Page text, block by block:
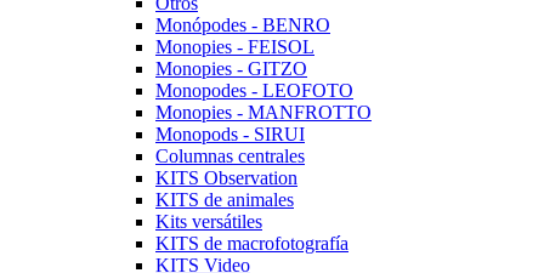
Monópodes - BENRO
Monopies - FEISOL
Monopies - GITZO
Monopodes - LEOFOTO
Monopies - MANFROTTO
Monopods - SIRUI
Columnas centrales
KITS Observation
KITS de animales
Kits versátiles
KITS de macrofotografía
KITS Video